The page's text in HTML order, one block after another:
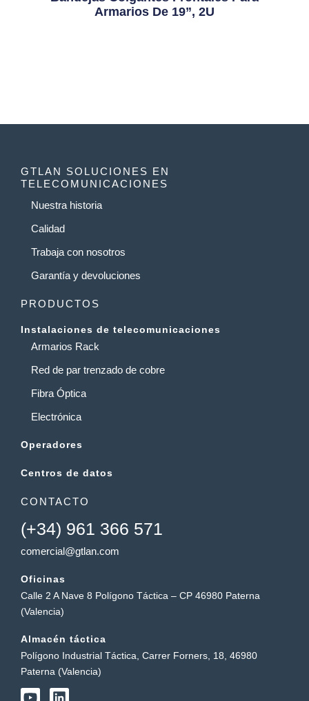
Armarios De 19”, 2U
GTLAN SOLUCIONES EN
TELECOMUNICACIONES
Nuestra historia
Calidad
Trabaja con nosotros
Garantía y devoluciones
PRODUCTOS
Instalaciones de telecomunicaciones
Armarios Rack
Red de par trenzado de cobre
Fibra Óptica
Electrónica
Operadores
Centros de datos
CONTACTO
(+34) 961 366 571
comercial@gtlan.com
Oficinas
Calle 2 A Nave 8 Polígono Táctica – CP 46980 Paterna
(Valencia)
Almacén táctica
Polígono Industrial Táctica, Carrer Forners, 18, 46980
Paterna (Valencia)
Y
L